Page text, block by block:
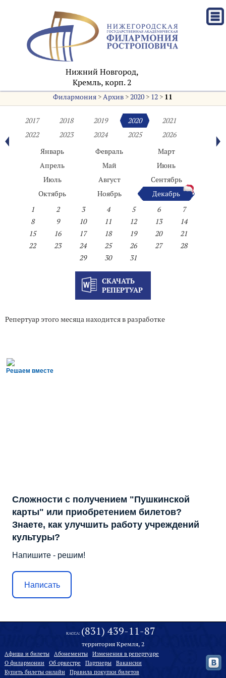
Нижний Новгород,
Кремль, корп. 2
Филармония >Архив >2020 > 12 > 11
2017 2018 2019 2020
2021
2022
2023 2024 2025
2026
Январь
Февраль
Март
Апрель
Май
Июнь
Июль
Август
Сентябрь
Октябрь
Ноябрь
Декабрь
1
2 3 4 5 6
7
8
9 10 11 12 13
14
15
16 17 18 19 20
21
22
23 24 25 26 27
28
29
30 31
СКАЧАТЬ
РЕПЕРТУАР
Репертуар этого месяца находится в разработке
Решаем вместе
Сложности с получением "Пушкинской
карты" или приобретением билетов?
Знаете, как улучшить работу учреждений
культуры?
Напишите - решим!
Написать
КАССА: (831) 439-11-87
территория Кремля, 2
Афиша и билеты Абонементы
Изменения в репертуаре
О филармонии
Oб оркестре Партнеры
Вакансии
Купить билеты онлайн
Правила покупки билетов